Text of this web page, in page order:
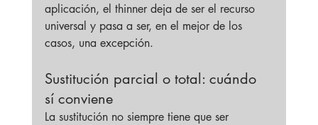
aplicación, el thinner deja de ser el recurso
universal y pasa a ser, en el mejor de los
casos, una excepción.
Sustitución parcial o total: cuándo
sí conviene
La sustitución no siempre tiene que ser